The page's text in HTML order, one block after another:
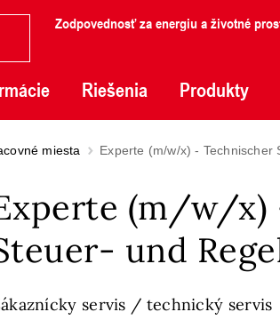
Zodpovednosť za energiu a životné
Riešenia Produkty
miesta Experte (m/w/x) -
(m/w/x)
und
servis / technický servis